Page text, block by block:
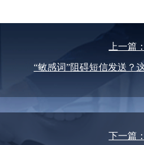
上一篇
“敏感词”阻碍短信发送？
下一篇